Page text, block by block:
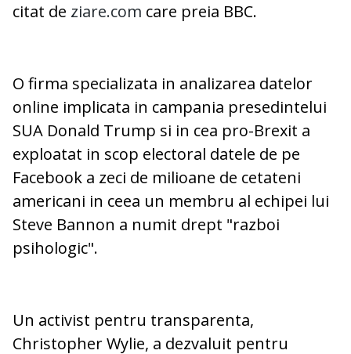
citat de ziare.com care preia BBC.
O firma specializata in analizarea datelor
online implicata in campania presedintelui
SUA Donald Trump si in cea pro-Brexit a
exploatat in scop electoral datele de pe
Facebook a zeci de milioane de cetateni
americani in ceea un membru al echipei lui
Steve Bannon a numit drept "razboi
psihologic".
Un activist pentru transparenta,
Christopher Wylie, a dezvaluit pentru